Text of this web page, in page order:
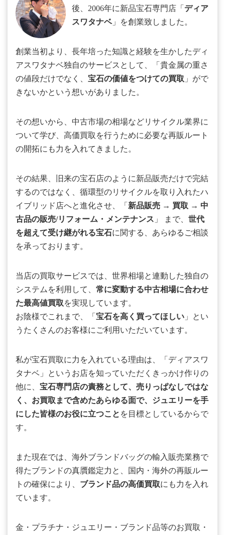
後、2006年に新品宝石専門店「 ディア
スワタナベ」を創業致しました。
創業当初より、長年培った知識と経験を生かしたディ
アスワタナベ独自のサービスとして、「貴金属の重さ
の値段だけでなく、 宝石の価値をつけての買取 」がで
きないかという想いがありました。
その想いから、中古市場の相場などリサイクル業界に
ついて学び、高価買取を行うために必要な再販ルート
の開拓にも力を入れてきました。
その結果、旧来の宝石店のように新品販売だけで完結
するのではなく、循環型のリサイクルを取り入れたハ
イブリッド店へと進化させ、「 新品販売 → 買取 → 中
古品の販売/リフォーム・メンテナンス 」 まで、 世代
を超えて受け継がれる宝石に関する、あらゆるご相談
を承っております。
当店の買取サービスでは、世界相場と連動した独自の
システムを利用して、 常に変動する中古相場に合わせ
た最高値買取を実現しています。
お陰様でこれまで、「 宝石を高く買ってほしい 」とい
うたくさんのお客様にご利用いただいています。
私が宝石買取に力を入れている理由は、「ディアスワ
タナベ」というお店を知っていただくきっかけ作りの
他に、 宝石専門店の責務として、売りっぱなしではな
く、お買取まで含めたあらゆる面で、ジュエリーを手
にした皆様のお役に立つこと を目標としているからで
す。
また現在では、海外ブランドバッグの輸入販売業務で
得たブランドの真贋鑑定力と、国内・海外の再販ルー
トの確保により、 ブランド品の高価買取にも力を入れ
ています。
金・プラチナ・ジュエリー・ブランド品等のお買取・